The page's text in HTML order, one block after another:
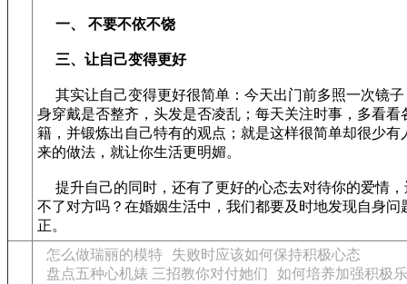
一、 不要不依不饶
三、让自己变得更好
其实让自己变得更好很简单：今天出门前多照一次镜子
身穿戴是否整齐，头发是否凌乱；每天关注时事，多看看
籍，并锻炼出自己特有的观点；就是这样很简单却很少有
来的做法，就让你生活更明媚。
提升自己的同时，还有了更好的心态去对待你的爱情，
不了对方吗？在婚姻生活中，我们都要及时地发现自身问
正。
怎么做瑞丽的模特
失败时应该如何保持积极心态
盘点五种心机婊 三招教你对付她们
如何培养加强积极